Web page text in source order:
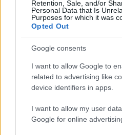
Retention, Sale, and/or
Personal Data that Is
Purposes for which it was
Opted Out
Google consents
I want to allow Google to
related to advertising like
device identifiers in apps.
I want to allow my user
Google for online